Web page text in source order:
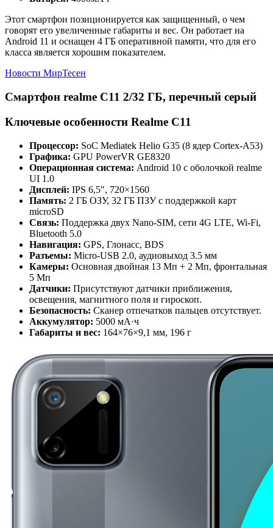
Этот смартфон позиционируется как защищенный, о чем
говорят его увеличенные габариты и вес. Он работает на
Android 11 и оснащен 4 ГБ оперативной памяти, что для его
класса является хорошим показателем.
Новости МирТесен
Смартфон realme C11 2/32 ГБ, перечный серый
Ключевые особенности Realme C11
Процессор: SoC Mediatek Helio G35 (8 ядер Cortex-A53)
Графика: GPU PowerVR GE8320
Операционная система: Android 10 с оболочкой realme
UI 1.0
Дисплей: IPS 6,5″, 720×1560
Память: 2 ГБ ОЗУ, 32 ГБ ПЗУ с поддержкой карт
microSD
Связь: Поддержка двух Nano-SIM, сети 4G LTE, Wi-Fi,
Bluetooth 5.0
Навигация: GPS, Глонасс, BDS
Разъемы: Micro-USB 2.0, аудиовыход 3.5 мм
Камеры: Основная двойная 13 Мп + 2 Мп, фронтальная
5 Мп
Датчики: Присутствуют датчики приближения,
освещения, магнитного поля и гироскоп.
Безопасность: Сканер отпечатков пальцев отсутствует.
Аккумулятор: 5000 мА·ч
Габариты и вес: 164×76×9,1 мм, 196 г